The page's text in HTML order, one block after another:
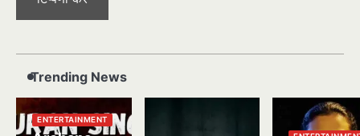
Trending News
ENTERTAINMENT